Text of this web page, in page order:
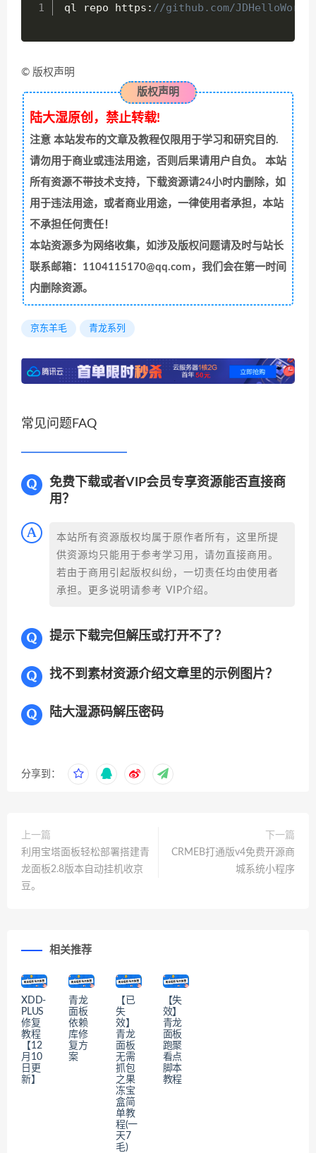
ql repo https : //github.com/
© 版权声明
版权声明
陆大湿原创，禁止转载!
注意本站发布的文章及教程仅限用于学习和研究目的.
请勿用于商业或违法用途，否则后果请用户自负。 本站
所有资源不带技术支持，下载资源请24小时内删除，如
用于违法用途，或者商业用途，一律使用者承担，本站
不承担任何责任！
本站资源多为网络收集，如涉及版权问题请及时与站长
联系邮箱：1104115170@qq.com，我们会在第一时间
内删除资源。
京东羊毛 青龙系列
常见问题FAQ
免费下载或者VIP会员专享资源能否直接商
用？
本站所有资源版权均属于原作者所有，这里所提
供资源均只能用于参考学习用，请勿直接商用。
若由于商用引起版权纠纷，一切责任均由使用者
承担。更多说明请参考 VIP介绍。
提示下载完但解压或打开不了？
找不到素材资源介绍文章里的示例图片？
陆大湿源码解压密码
分享到：
上一篇
利用宝塔面板轻松部署搭建青
龙面板2.8版本自动挂机收京
豆。
下一篇
CRMEB打通版v4免费开源商
城系统小程序
相关推荐
XDD-
PLUS
修复
教程
【12
月10
日更
新】
青龙
面板
依赖
库修
复方
案
【已
失
效】
青龙
面板
无需
抓包
之果
冻宝
盒简
单教
程(一
天7
毛)
【失
效】
青龙
面板
跑聚
看点
脚本
教程